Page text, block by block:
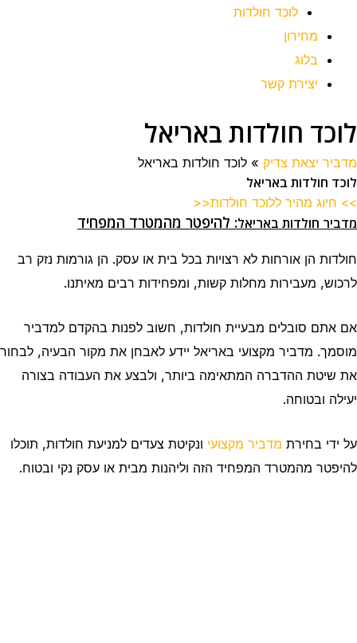
לוכד חולדות
מחירון
בלוג
יצירת קשר
לוכד חולדות באריאל
מדביר יצאת צדיק » לוכד חולדות באריאל
לוכד חולדות באריאל
>> חיוג מהיר ללוכד חולדות<<
מדביר חולדות באריאל: להיפטר מהמטרד המפחיד
חולדות הן אורחות לא רצויות בכל בית או עסק. הן גורמות נזק רב
לרכוש, מעבירות מחלות קשות, ומפחידות רבים מאיתנו.
אם אתם סובלים מבעיית חולדות, חשוב לפנות בהקדם למדביר
מוסמך. מדביר מקצועי באריאל יידע לאבחן את מקור הבעיה, לבחור
את שיטת ההדברה המתאימה ביותר, ולבצע את העבודה בצורה
יעילה ובטוחה.
על ידי בחירת מדביר מקצועי ונקיטת צעדים למניעת חולדות, תוכלו
להיפטר מהמטרד המפחיד הזה וליהנות מבית או עסק נקי ובטוח.